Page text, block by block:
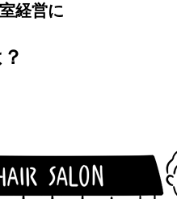
経営に